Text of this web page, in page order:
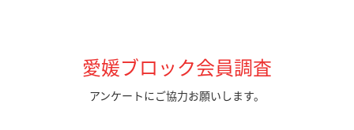
愛媛ブロック会員調査
アンケートにご協力お願いします。